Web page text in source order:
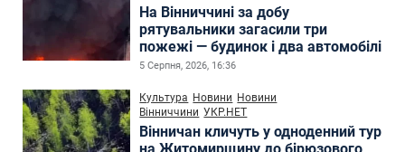
На Вінниччині за добу
рятувальники загасили три
пожежі — будинок і два автомобілі
5 Серпня, 2026, 16:36
Культура Новини Новини
Вінниччини УКР.НЕТ
Вінничан кличуть у одноденний тур